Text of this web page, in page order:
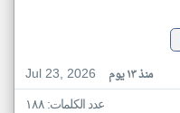
Jul 23, 2026
منذ ١٣ يوم
عدد الكلمات: ١٨٨